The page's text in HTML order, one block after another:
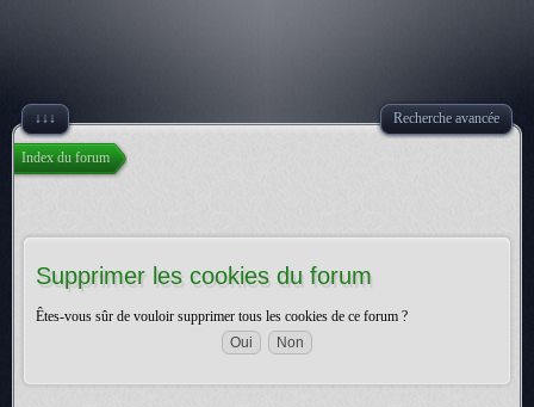
↓↓↓ Recherche avancée
Index du forum
Supprimer les cookies du forum
Êtes-vous sûr de vouloir supprimer tous les cookies de ce forum ?